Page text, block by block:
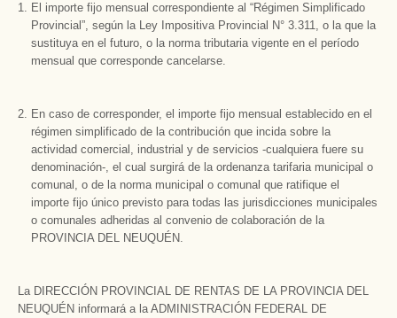
El importe fijo mensual correspondiente al “Régimen Simplificado
Provincial”, según la Ley Impositiva Provincial N° 3.311, o la que la
sustituya en el futuro, o la norma tributaria vigente en el período
mensual que corresponde cancelarse.
En caso de corresponder, el importe fijo mensual establecido en el
régimen simplificado de la contribución que incida sobre la
actividad comercial, industrial y de servicios -cualquiera fuere su
denominación-, el cual surgirá de la ordenanza tarifaria municipal o
comunal, o de la norma municipal o comunal que ratifique el
importe fijo único previsto para todas las jurisdicciones municipales
o comunales adheridas al convenio de colaboración de la
PROVINCIA DEL NEUQUÉN.
La DIRECCIÓN PROVINCIAL DE RENTAS DE LA PROVINCIA DEL
NEUQUÉN informará a la ADMINISTRACIÓN FEDERAL DE